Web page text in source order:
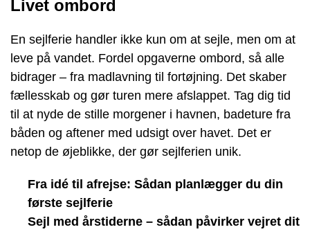
Livet ombord
En sejlferie handler ikke kun om at sejle, men om at
leve på vandet. Fordel opgaverne ombord, så alle
bidrager – fra madlavning til fortøjning. Det skaber
fællesskab og gør turen mere afslappet. Tag dig tid
til at nyde de stille morgener i havnen, badeture fra
båden og aftener med udsigt over havet. Det er
netop de øjeblikke, der gør sejlferien unik.
Fra idé til afrejse: Sådan planlægger du din
første sejlferie
Sejl med årstiderne – sådan påvirker vejret dit